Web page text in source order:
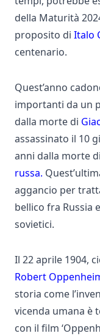
della Maturità
proposito di Italo
centenario.
Quest’anno
importanti da un
dalla morte di
assassinato il 10
anni dalla morte di
russa.
aggancio per
bellico fra Russia
sovietici.
Il 22 aprile 1904,
Robert
storia come
vicenda umana è
con il film